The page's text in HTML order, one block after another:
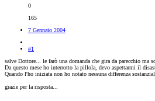
0
165
7 Gennaio 2004
#1
salve Dottore... le farò una domanda che gira da parecchio ma
Da questo mese ho interrotto la pillola, devo aspettarmi il
Quando l'ho iniziata non ho notato nessuna differenza
grazie per la risposta...